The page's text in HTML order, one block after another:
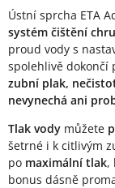
Ústní sprcha ETA
systém čištění
proud vody s
spolehlivě dokončí
zubní plak,
nevynechá ani
Tlak vody můžete
šetrné i k citlivým
po maximální tlak,
bonus dásně